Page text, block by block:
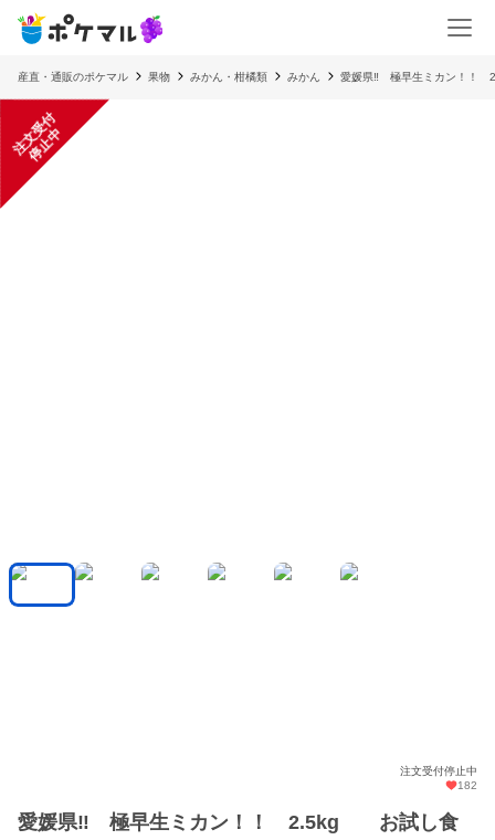
産直・通販のポケマル 果物 みかん・柑橘類 みかん 愛媛県‼ 極早生ミカン！！
注
文
受
付
停
止
中
注文受付停止中
182
愛媛県‼ 極早生ミカン！！ 2.5kg お試し食